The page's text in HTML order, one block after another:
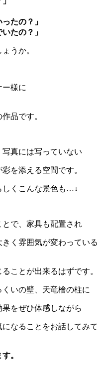
たの？」
たの？」
うか。
様に
品です。
真には写っていない
を添える空間です。
しくこんな景色も…↓
で、家具も配置され
く雰囲気が変わっている
ことが出来るはずです。
いの壁、天竜檜の柱に
をぜひ体感しながら
なることをお話してみて
。